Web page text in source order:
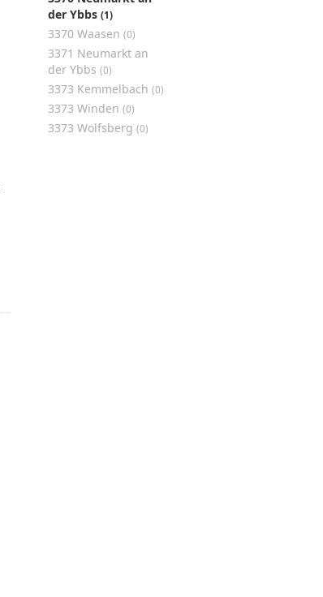
der Ybbs (1)
3370 Waasen (0)
3371 Neumarkt an
der Ybbs (0)
3373 Kemmelbach (0)
3373 Winden (0)
3373 Wolfsberg (0)